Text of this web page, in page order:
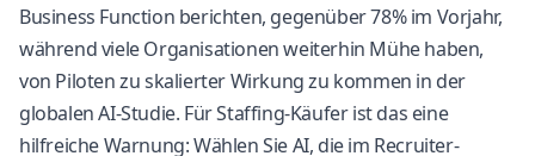
Business Function berichten, gegenüber 78% im Vorjahr,
während viele Organisationen weiterhin Mühe haben,
von Piloten zu skalierter Wirkung zu kommen in der
globalen AI-Studie. Für Staffing-Käufer ist das eine
hilfreiche Warnung: Wählen Sie AI, die im Recruiter-